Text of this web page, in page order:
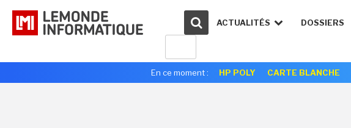
ACTUALITÉS DOSSIERS
En ce moment : HP POLY CARTE BLANCHE